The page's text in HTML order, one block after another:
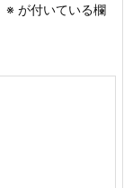
※ が付いている欄